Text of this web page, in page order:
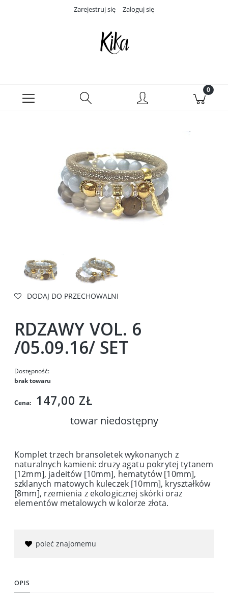
Zarejestruj się Zaloguj się
DODAJ DO PRZECHOWALNI
RDZAWY VOL. 6
/05.09.16/ SET
Dostępność:
brak towaru
Cena: 147,00 ZŁ
towar niedostępny
Komplet trzech bransoletek wykonanych z
naturalnych kamieni: druzy agatu pokrytej tytanem
[12mm], jadeitów [10mm], hematytów [10mm],
szklanych matowych kuleczek [10mm], kryształków
[8mm], rzemienia z ekologicznej skórki oraz
elementów metalowych w kolorze złota.
poleć znajomemu
OPIS